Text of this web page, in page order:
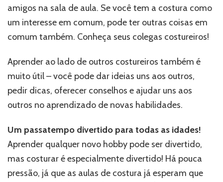
amigos na sala de aula. Se você tem a costura como
um interesse em comum, pode ter outras coisas em
comum também. Conheça seus colegas costureiros!
Aprender ao lado de outros costureiros também é
muito útil – você pode dar ideias uns aos outros,
pedir dicas, oferecer conselhos e ajudar uns aos
outros no aprendizado de novas habilidades.
Um passatempo divertido para todas as idades!
Aprender qualquer novo hobby pode ser divertido,
mas costurar é especialmente divertido! Há pouca
pressão, já que as aulas de costura já esperam que